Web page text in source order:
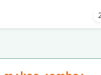
კონტროლი.
და